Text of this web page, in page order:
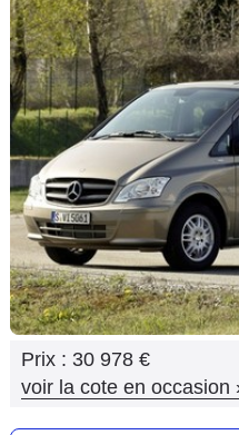
Electriques
Utilitaires
Flottes
Auto
Services
Forum
Moto
Marques
Prix : 30 978 €
voir la cote en occasion